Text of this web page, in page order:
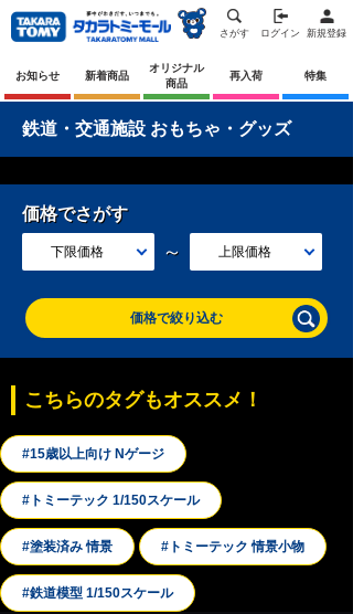
さがす ログイン 新規登録
お知らせ 新着商品
オリジナル
商品
再入荷 特集
鉄道・交通施設 おもちゃ・グッズ
価格でさがす
下限価格 ～ 上限価格
価格で絞り込む
こちらのタグもオススメ！
#15歳以上向け Nゲージ
#トミーテック 1/150スケール
#塗装済み 情景 #トミーテック 情景小物
#鉄道模型 1/150スケール